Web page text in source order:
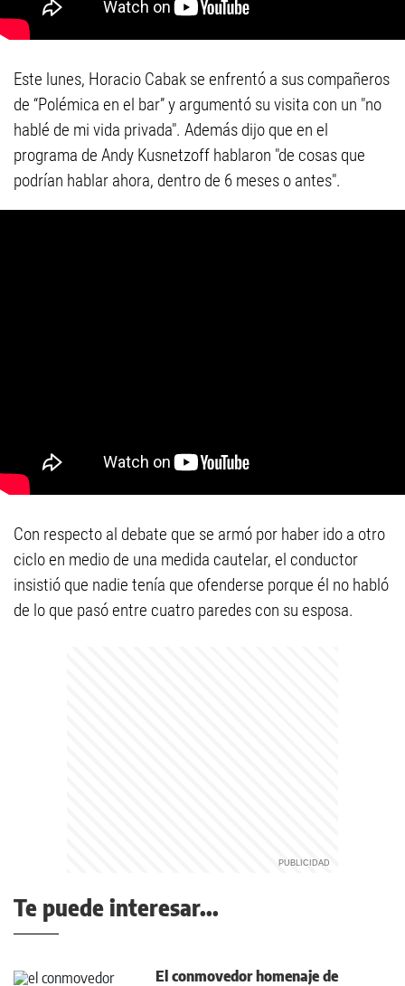
Este lunes, Horacio Cabak se enfrentó a sus compañeros
de “Polémica en el bar” y argumentó su visita con un "no
hablé de mi vida privada". Además dijo que en el
programa de Andy Kusnetzoff hablaron "de cosas que
podrían hablar ahora, dentro de 6 meses o antes".
Con respecto al debate que se armó por haber ido a otro
ciclo en medio de una medida cautelar, el conductor
insistió que nadie tenía que ofenderse porque él no habló
de lo que pasó entre cuatro paredes con su esposa.
Te puede interesar...
El conmovedor homenaje de